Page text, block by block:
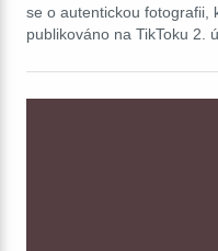
se o autentickou fotografii,
publikováno na TikToku